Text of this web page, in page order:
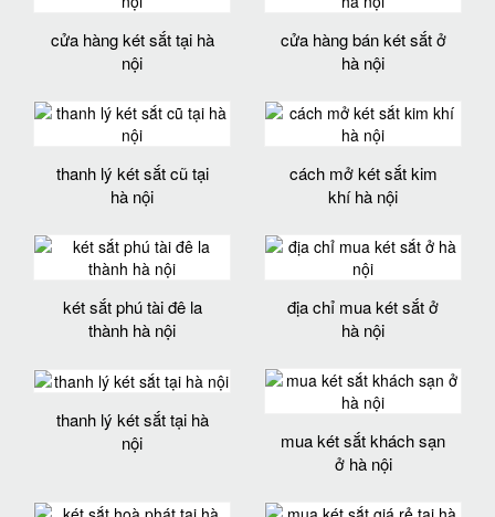
cửa hàng két sắt tại hà
nội
cửa hàng bán két sắt ở
hà nội
thanh lý két sắt cũ tại
hà nội
cách mở két sắt kim
khí hà nội
két sắt phú tài đê la
thành hà nội
địa chỉ mua két sắt ở
hà nội
thanh lý két sắt tại hà
nội
mua két sắt khách sạn
ở hà nội